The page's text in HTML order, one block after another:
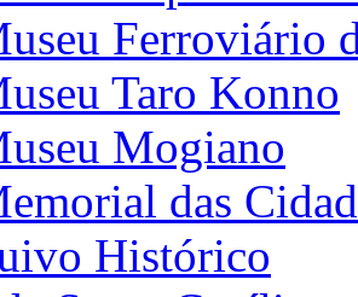
Ferroviário
Taro Konno
Mogiano
das
Histórico